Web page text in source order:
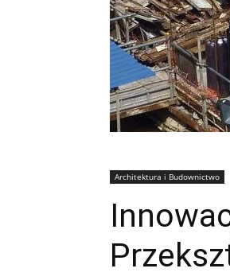
Architektura i Budownictwo